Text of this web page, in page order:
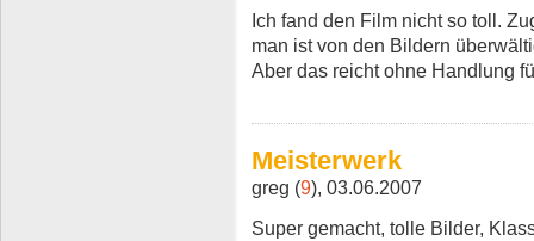
Ich fand den Film nicht so toll.
man ist von den Bildern
Aber das reicht ohne Handlung
Meisterwerk
greg (9), 03.06.2007
Super gemacht, tolle Bilder,